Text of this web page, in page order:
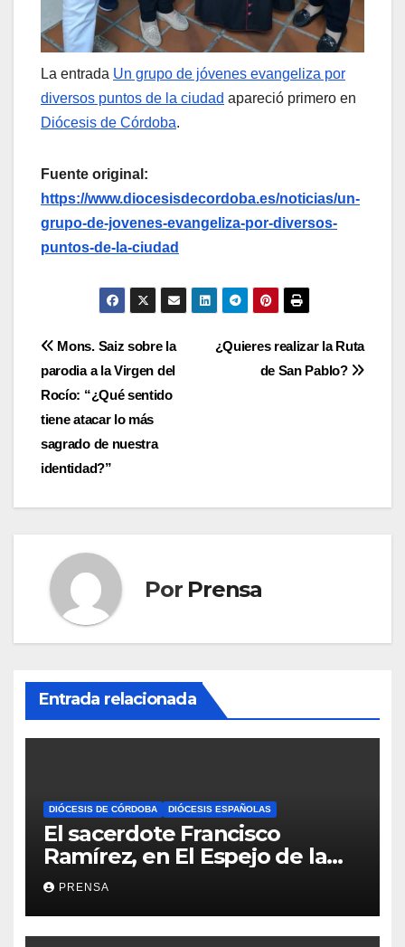
La entrada Un grupo de jóvenes evangeliza por
diversos puntos de la ciudad apareció primero en
Diócesis de Córdoba.
Fuente original:
https://www.diocesisdecordoba.es/noticias/un-
grupo-de-jovenes-evangeliza-por-diversos-
puntos-de-la-ciudad
Navegación
de
entradas
¿Quieres realizar la Ruta
de San Pablo?
Mons. Saiz sobre la
parodia a la Virgen del
Rocío: “¿Qué sentido
tiene atacar lo más
sagrado de nuestra
identidad?”
Por Prensa
Entrada relacionada
DIÓCESIS DE CÓRDOBA DIÓCESIS ESPAÑOLAS
El sacerdote Francisco
Ramírez, en El Espejo de la
Iglesia
PRENSA